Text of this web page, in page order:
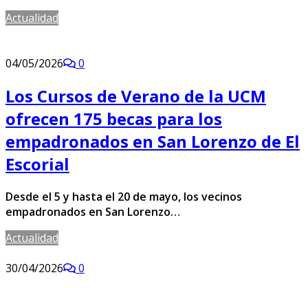
Actualidad
04/05/2026 0
Los Cursos de Verano de la UCM
ofrecen 175 becas para los
empadronados en San Lorenzo de El
Escorial
Desde el 5 y hasta el 20 de mayo, los vecinos
empadronados en San Lorenzo…
Actualidad
30/04/2026
0